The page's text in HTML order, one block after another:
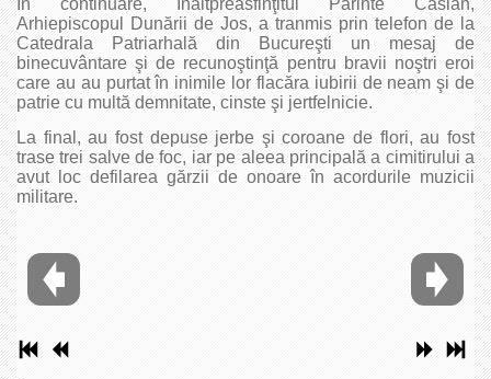
Arhiepiscopul Dunării de Jos, a tranmis prin telefon de la
Catedrala Patriarhală din Bucureşti un mesaj de
binecuvântare şi de recunoştinţă pentru bravii noştri eroi
care au au purtat în inimile lor flacăra iubirii de neam şi de
patrie cu multă demnitate, cinste şi jertfelnicie.
La final, au fost depuse jerbe şi coroane de flori, au fost
trase trei salve de foc, iar pe aleea principală a cimitirului a
avut loc defilarea gărzii de onoare în acordurile muzicii
militare.